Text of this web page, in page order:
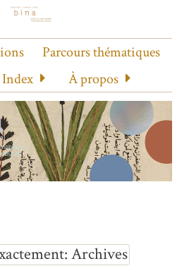
Parcours thématiques
Index À propos
Archives